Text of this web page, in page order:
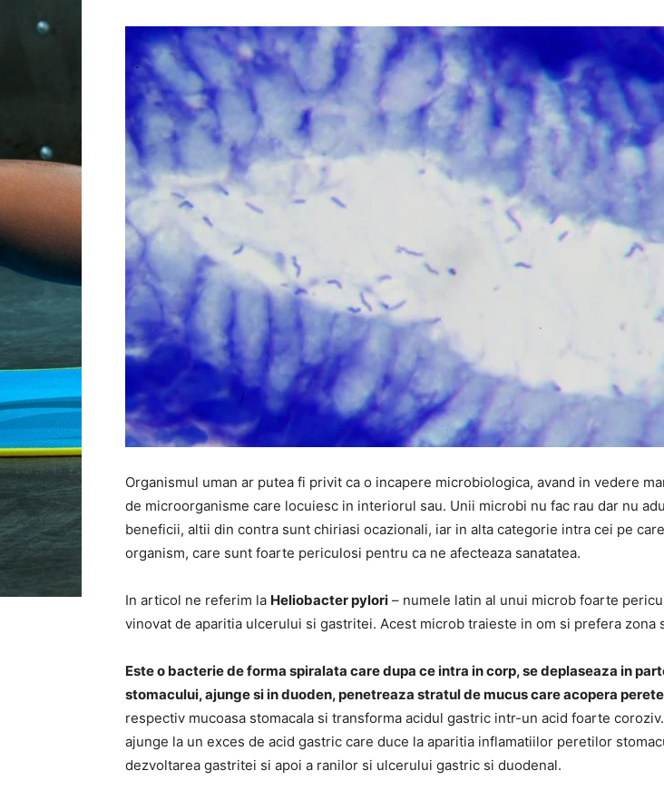
Organismul uman ar putea fi privit ca o incapere microbiologica, avand in vedere
de microorganisme care locuiesc in interiorul sau. Unii microbi nu fac rau dar nu
beneficii, altii din contra sunt chiriasi ocazionali, iar in alta categorie intra cei pe
organism, care sunt foarte periculosi pentru ca ne afecteaza sanatatea.
In articol ne referim la Heliobacter pylori – numele latin al unui microb foarte
vinovat de aparitia ulcerului si gastritei. Acest microb traieste in om si prefera zona
Este o bacterie de forma spiralata care dupa ce intra in corp, se deplaseaza in
stomacului, ajunge si in duoden, penetreaza stratul de mucus care acopera
respectiv mucoasa stomacala si transforma acidul gastric intr-un acid foarte
ajunge la un exces de acid gastric care duce la aparitia inflamatiilor peretilor
dezvoltarea gastritei si apoi a ranilor si ulcerului gastric si duodenal.